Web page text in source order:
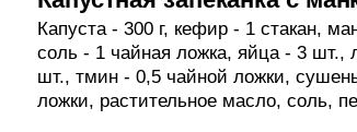
Капуста - 300 г, кефир - 1 стакан,
соль - 1 чайная ложка, яйца - 3 шт.,
шт., тмин - 0,5 чайной ложки,
ложки, растительное масло, соль,